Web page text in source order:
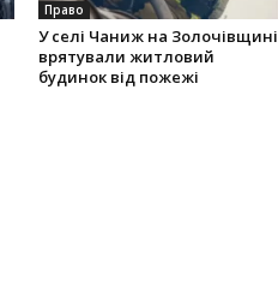
Право
У селі Чаниж на Золочівщині
врятували житловий
будинок від пожежі